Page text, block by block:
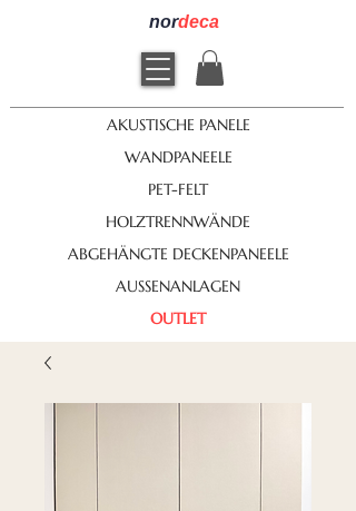
nordeca
AKUSTISCHE PANELE
WANDPANEELE
PET-FELT
HOLZTRENNWÄNDE
ABGEHÄNGTE DECKENPANEELE
AUSSENANLAGEN
OUTLET